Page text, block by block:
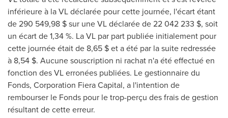
inférieure à la VL déclarée pour cette journée, l'écart étant
de 290 549,98 $ sur une VL déclarée de 22 042 233 $, soit
un écart de 1,34 %. La VL par part publiée initialement pour
cette journée était de 8,65 $ et a été par la suite redressée
à 8,54 $. Aucune souscription ni rachat n'a été effectué en
fonction des VL erronées publiées. Le gestionnaire du
Fonds, Corporation Fiera Capital, a l'intention de
rembourser le Fonds pour le trop-perçu des frais de gestion
résultant de cette erreur.